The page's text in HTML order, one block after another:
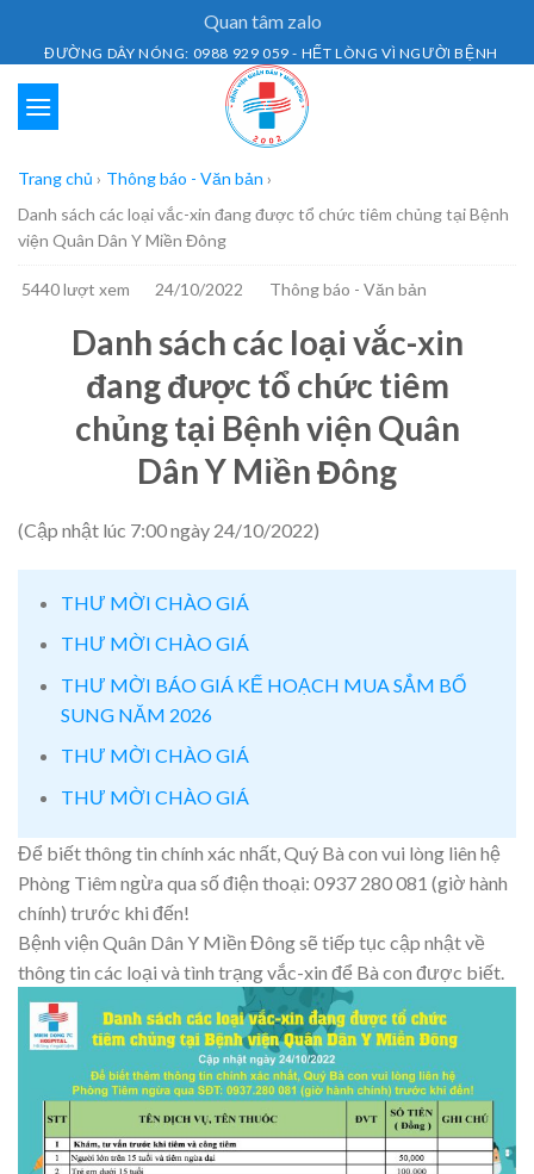
Quan tâm zalo
ĐƯỜNG DÂY NÓNG: 0988 929 059 - HẾT LÒNG VÌ NGƯỜI BỆNH
Trang chủ › Thông báo - Văn bản ›
Danh sách các loại vắc-xin đang được tổ chức tiêm chủng tại Bệnh
viện Quân Dân Y Miền Đông
5440 lượt xem 24/10/2022 Thông báo - Văn bản
Danh sách các loại vắc-xin
đang được tổ chức tiêm
chủng tại Bệnh viện Quân
Dân Y Miền Đông
(Cập nhật lúc 7:00 ngày 24/10/2022)
THƯ MỜI CHÀO GIÁ
THƯ MỜI CHÀO GIÁ
THƯ MỜI BÁO GIÁ KẾ HOẠCH MUA SẮM BỔ
SUNG NĂM 2026
THƯ MỜI CHÀO GIÁ
THƯ MỜI CHÀO GIÁ
Để biết thông tin chính xác nhất, Quý Bà con vui lòng liên hệ
Phòng Tiêm ngừa qua số điện thoại: 0937 280 081 (giờ hành
chính) trước khi đến!
Bệnh viện Quân Dân Y Miền Đông sẽ tiếp tục cập nhật về
thông tin các loại và tình trạng vắc-xin để Bà con được biết.